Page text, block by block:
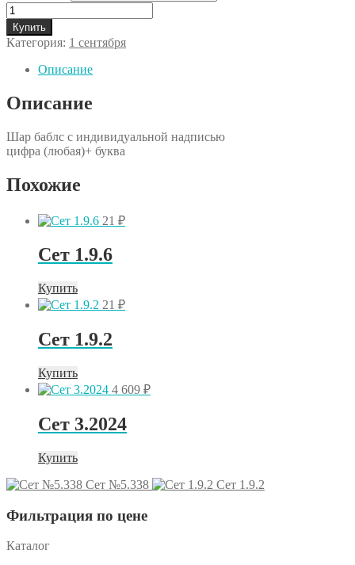
Количество
товара
Сет
1.9.1
Купить
Категория: 1 сентября
Описание
Описание
Шар баблс с индивидуальной надписью
цифра (любая)+ буква
Похожие
21 ₽
Сет 1.9.6
Купить
21 ₽
Сет 1.9.2
Купить
4 609 ₽
Сет 3.2024
Купить
Сет №5.338
Сет 1.9.2
Фильтрация по цене
Каталог